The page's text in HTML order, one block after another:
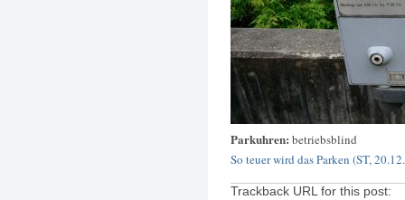
Parkuhren: betriebsblind
So teuer wird das Parken (ST,
Trackback URL for this post: